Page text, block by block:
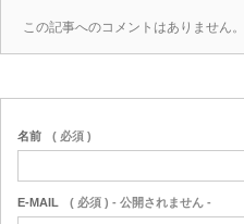
この記事へのコメントはありません。
名前 ( 必須 )
E-MAIL ( 必須 ) - 公開されません -